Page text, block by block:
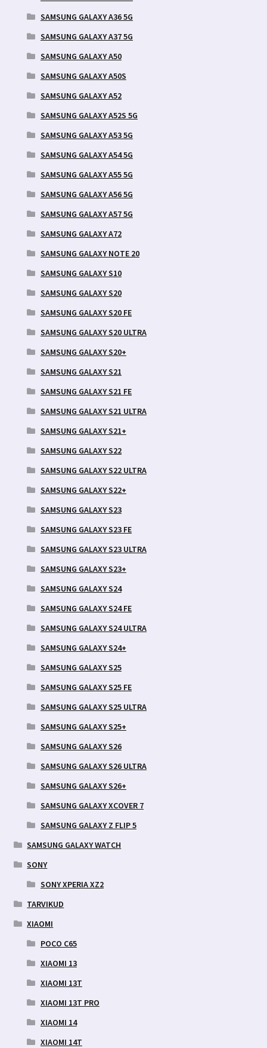
SAMSUNG GALAXY A36 5G
SAMSUNG GALAXY A37 5G
SAMSUNG GALAXY A50
SAMSUNG GALAXY A50S
SAMSUNG GALAXY A52
SAMSUNG GALAXY A52S 5G
SAMSUNG GALAXY A53 5G
SAMSUNG GALAXY A54 5G
SAMSUNG GALAXY A55 5G
SAMSUNG GALAXY A56 5G
SAMSUNG GALAXY A57 5G
SAMSUNG GALAXY A72
SAMSUNG GALAXY NOTE 20
SAMSUNG GALAXY S10
SAMSUNG GALAXY S20
SAMSUNG GALAXY S20 FE
SAMSUNG GALAXY S20 ULTRA
SAMSUNG GALAXY S20+
SAMSUNG GALAXY S21
SAMSUNG GALAXY S21 FE
SAMSUNG GALAXY S21 ULTRA
SAMSUNG GALAXY S21+
SAMSUNG GALAXY S22
SAMSUNG GALAXY S22 ULTRA
SAMSUNG GALAXY S22+
SAMSUNG GALAXY S23
SAMSUNG GALAXY S23 FE
SAMSUNG GALAXY S23 ULTRA
SAMSUNG GALAXY S23+
SAMSUNG GALAXY S24
SAMSUNG GALAXY S24 FE
SAMSUNG GALAXY S24 ULTRA
SAMSUNG GALAXY S24+
SAMSUNG GALAXY S25
SAMSUNG GALAXY S25 FE
SAMSUNG GALAXY S25 ULTRA
SAMSUNG GALAXY S25+
SAMSUNG GALAXY S26
SAMSUNG GALAXY S26 ULTRA
SAMSUNG GALAXY S26+
SAMSUNG GALAXY XCOVER 7
SAMSUNG GALAXY Z FLIP 5
SAMSUNG GALAXY WATCH
SONY
SONY XPERIA XZ2
TARVIKUD
XIAOMI
POCO C65
XIAOMI 13
XIAOMI 13T
XIAOMI 13T PRO
XIAOMI 14
XIAOMI 14T